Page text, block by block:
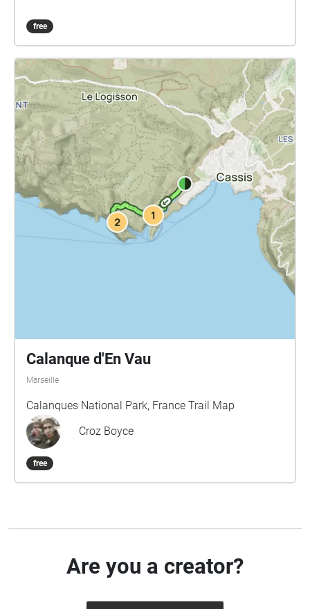
free
Calanque d'En Vau
Marseille
Calanques National Park, France Trail Map
Croz Boyce
free
Are you a creator?